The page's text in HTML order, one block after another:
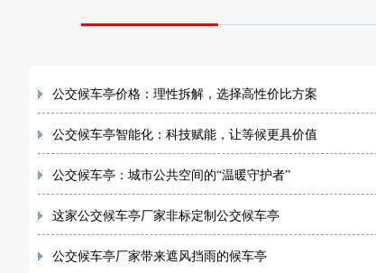
公交候车亭价格：理性拆解，选择高性价比方案
公交候车亭智能化：科技赋能，让等候更具价值
公交候车亭：城市公共空间的“温暖守护者”
这家公交候车亭厂家非标定制公交候车亭
公交候车亭厂家带来遮风挡雨的候车亭